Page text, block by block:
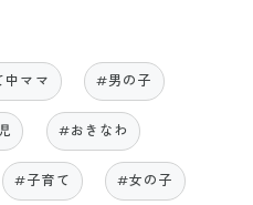
ママ #男の子
#おきなわ
#子育て #女の子